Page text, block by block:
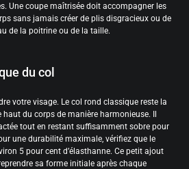
Une coupe maîtrisée doit accompagner les
sans jamais créer de plis disgracieux ou de
de la poitrine ou de la taille.
du col
votre visage. Le col rond classique reste la
du corps de manière harmonieuse. Il
tout en restant suffisamment sobre pour
une durabilité maximale, vérifiez que le
5 pour cent d’élasthanne. Ce petit ajout
sa forme initiale après chaque